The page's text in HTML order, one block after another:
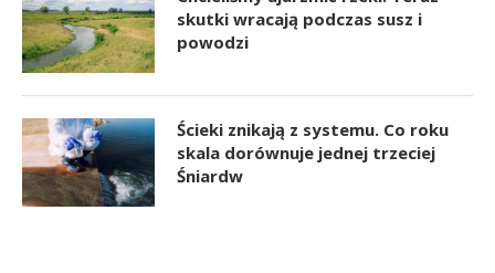
skutki wracają podczas susz i
powodzi
Ścieki znikają z systemu. Co roku
skala dorównuje jednej trzeciej
Śniardw